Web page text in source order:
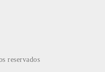
reservados